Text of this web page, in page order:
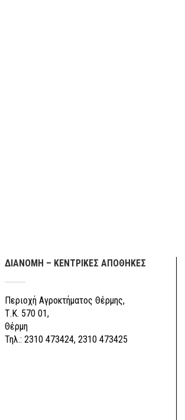
ΔΙΑΝΟΜΗ – ΚΕΝΤΡΙΚΕΣ ΑΠΟΘΗΚΕΣ
Περιοχή Αγροκτήματος Θέρμης,
Τ.Κ. 570 01,
Θέρμη
Τηλ.: 2310 473424, 2310 473425